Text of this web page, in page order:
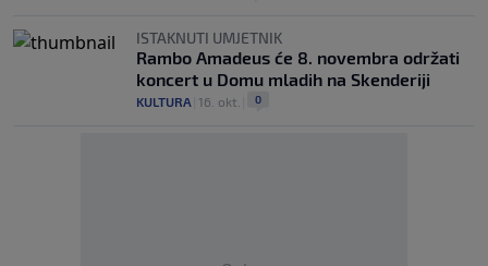
ISTAKNUTI UMJETNIK
Rambo Amadeus će 8. novembra održati
koncert u Domu mladih na Skenderiji
KULTURA 16. okt. 0